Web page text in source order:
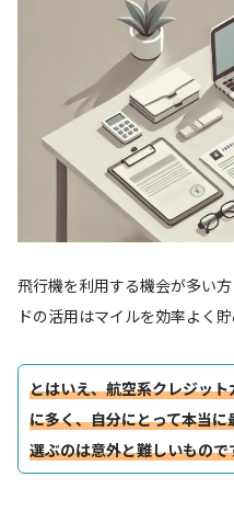
飛行機を利用する機会が多い
ドの活用はマイルを効率よく
とはいえ、航空系クレジッ
に多く、自分にとって本当
選ぶのは意外と難しいもので